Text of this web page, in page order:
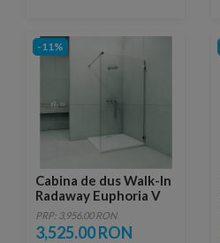
-11%
Cabina de dus Walk-In
Radaway Euphoria V
140X200 cm sticla
transparenta
PRP: 3,956.00 RON
3,525.00 RON